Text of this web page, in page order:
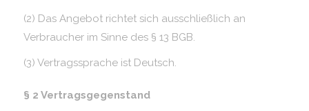
(2) Das Angebot richtet sich ausschließlich an
Verbraucher im Sinne des § 13 BGB.
(3) Vertragssprache ist Deutsch.
§ 2 Vertragsgegenstand